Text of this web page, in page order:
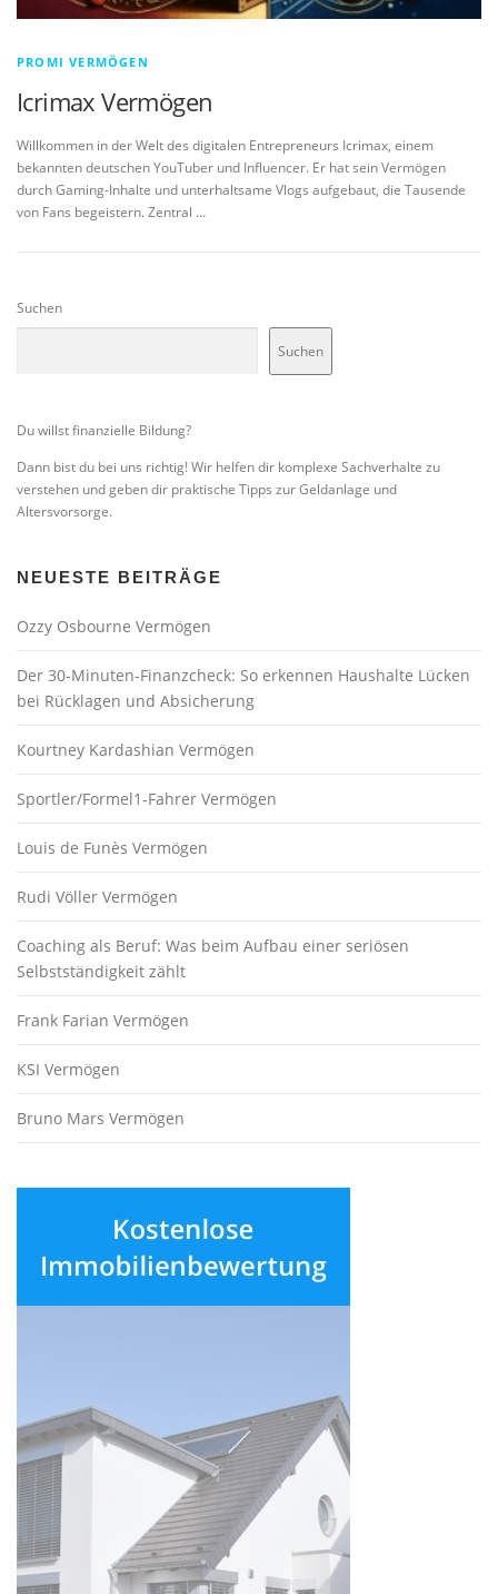
PROMI VERMÖGEN
Icrimax Vermögen
Willkommen in der Welt des digitalen Entrepreneurs Icrimax, einem
bekannten deutschen YouTuber und Influencer. Er hat sein Vermögen
durch Gaming-Inhalte und unterhaltsame Vlogs aufgebaut, die Tausende
von Fans begeistern. Zentral …
Suchen
Suchen
Du willst finanzielle Bildung?
Dann bist du bei uns richtig! Wir helfen dir komplexe Sachverhalte zu
verstehen und geben dir praktische Tipps zur Geldanlage und
Altersvorsorge.
NEUESTE BEITRÄGE
Ozzy Osbourne Vermögen
Der 30-Minuten-Finanzcheck: So erkennen Haushalte Lücken
bei Rücklagen und Absicherung
Kourtney Kardashian Vermögen
Sportler/Formel1-Fahrer Vermögen
Louis de Funès Vermögen
Rudi Völler Vermögen
Coaching als Beruf: Was beim Aufbau einer seriösen
Selbstständigkeit zählt
Frank Farian Vermögen
KSI Vermögen
Bruno Mars Vermögen